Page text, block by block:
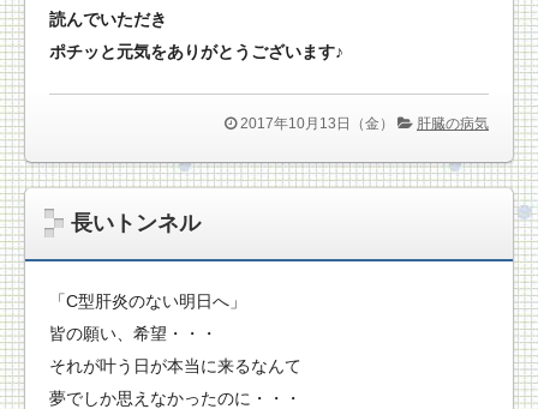
読んでいただき
ポチッと元気をありがとうございます♪
2017年10月13日（金） 肝臓の病気
長いトンネル
「C型肝炎のない明日へ」
皆の願い、希望・・・
それが叶う日が本当に来るなんて
夢でしか思えなかったのに・・・